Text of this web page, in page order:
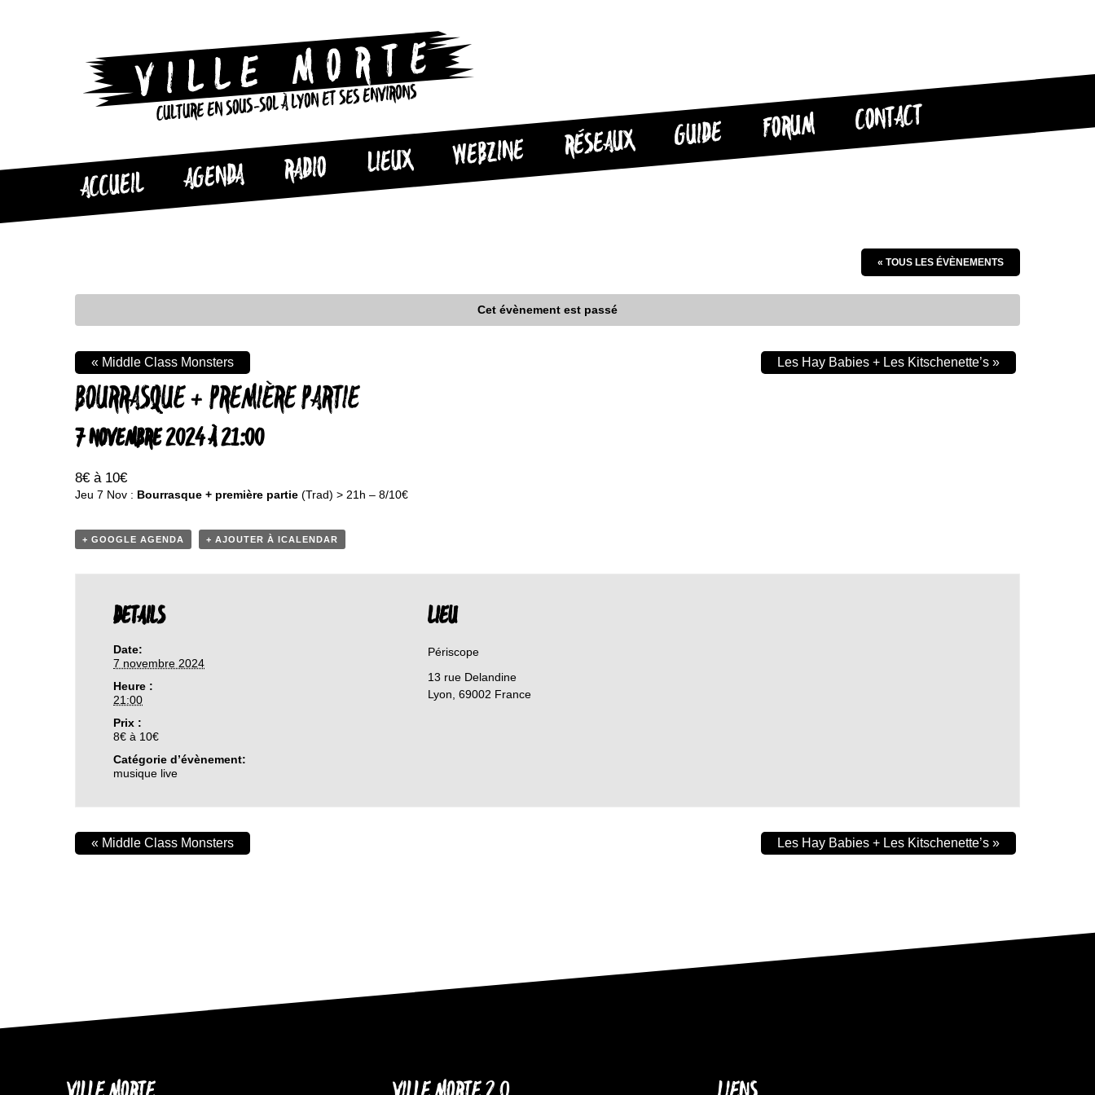
CULTURE EN SOUS-SOL À LYON ET SES ENVIRONS
ACCUEIL AGENDA RADIO LIEUX WEBZINE RÉSEAUX GUIDE FORUM CONTACT
« TOUS LES ÉVÈNEMENTS
Cet évènement est passé
BOURRASQUE + PREMIÈRE PARTIE
7 NOVEMBRE 2024 À 21:00
8€ à 10€
« Middle Class Monsters Les Hay Babies + Les Kitschenette’s »
Jeu 7 Nov : Bourrasque + première partie (Trad) > 21h – 8/10€
+ GOOGLE AGENDA + AJOUTER À ICALENDAR
DETAILS
Date:
7 novembre 2024
Heure :
21:00
Prix :
8€ à 10€
Catégorie d’évènement:
musique live
LIEU
Périscope
13 rue Delandine
Lyon 69002 France
« Middle Class Monsters Les Hay Babies + Les Kitschenette’s »